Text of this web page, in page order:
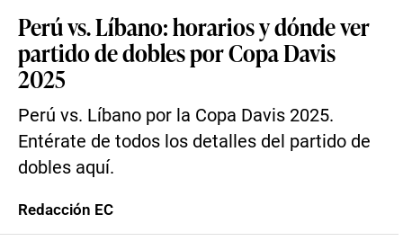
Perú vs. Líbano: horarios y dónde ver
partido de dobles por Copa Davis
2025
Perú vs. Líbano por la Copa Davis 2025.
Entérate de todos los detalles del partido de
dobles aquí.
Redacción EC